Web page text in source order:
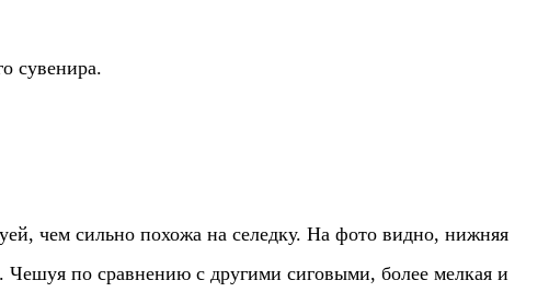
сувенира.
чем сильно похожа на селедку. На фото видно, нижняя
Чешуя по сравнению с другими сиговыми, более мелкая и